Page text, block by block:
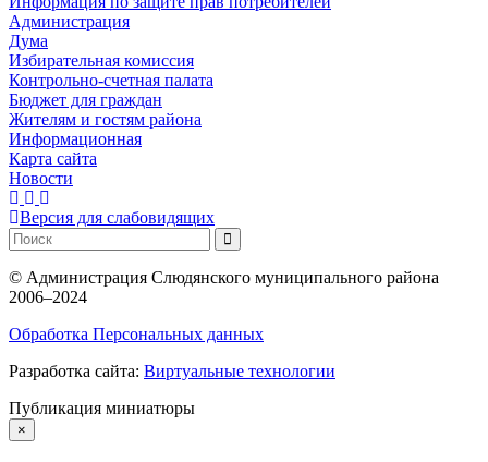
Администрация
Дума
Избирательная комиссия
Контрольно-счетная палата
Бюджет для граждан
Жителям и гостям района
Информационная
Карта сайта
Новости
Версия для слабовидящих
© Администрация Слюдянского муниципального района
2006–2024
Обработка Персональных данных
Разработка сайта: Виртуальные технологии
Публикация миниатюры
×